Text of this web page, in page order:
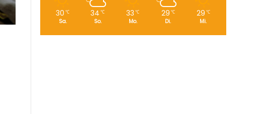
30 ℃
Sa.
34 ℃
So.
33 ℃
Mo.
29 ℃
Di.
29 ℃
Mi.